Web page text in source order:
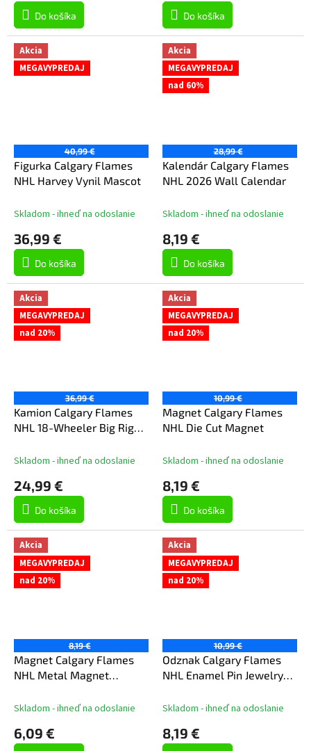
Do košíka Do košíka
Akcia
MEGAVYPREDAJ
40,99 €
Figurka Calgary Flames
NHL Harvey Vynil Mascot
Skladom - ihneď na odoslanie
36,99 €
Do košíka
Akcia
MEGAVYPREDAJ
nad 60%
28,99 €
Kalendár Calgary Flames
NHL 2026 Wall Calendar
Skladom - ihneď na odoslanie
8,19 €
Do košíka
Akcia
MEGAVYPREDAJ
nad 20%
36,99 €
Kamion Calgary Flames
NHL 18-Wheeler Big Rig
Skladom - ihneď na odoslanie
24,99 €
Do košíka
Akcia
MEGAVYPREDAJ
nad 20%
10,99 €
Magnet Calgary Flames
NHL Die Cut Magnet
Skladom - ihneď na odoslanie
8,19 €
Do košíka
Akcia
MEGAVYPREDAJ
nad 20%
8,19 €
Magnet Calgary Flames
NHL Metal Magnet
Skladom - ihneď na odoslanie
6,09 €
Akcia
MEGAVYPREDAJ
nad 20%
10,99 €
Odznak Calgary Flames
NHL Enamel Pin Jewelry
Skladom - ihneď na odoslanie
8,19 €